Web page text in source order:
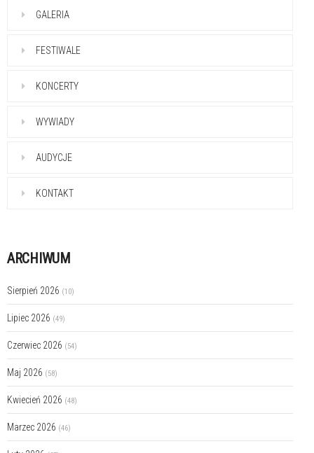
GALERIA
FESTIWALE
KONCERTY
WYWIADY
AUDYCJE
KONTAKT
ARCHIWUM
Sierpień 2026 (10)
Lipiec 2026 (49)
Czerwiec 2026 (54)
Maj 2026 (58)
Kwiecień 2026 (48)
Marzec 2026 (46)